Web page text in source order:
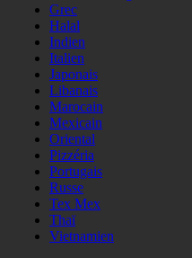
Grec
Halal
Indien
Italien
Japonais
Libanais
Marocain
Mexicain
Oriental
Pizzéria
Portugais
Russe
Tex Mex
Thaï
Vietnamien